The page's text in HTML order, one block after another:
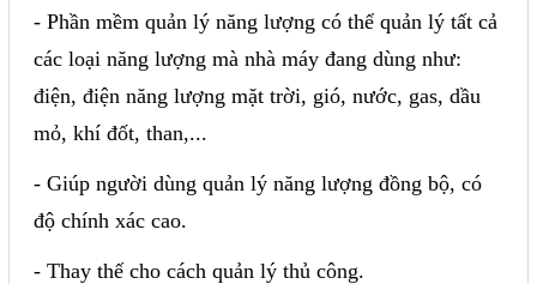
- Phần mềm quản lý năng lượng có thể quản lý tất cả
các loại năng lượng mà nhà máy đang dùng như:
điện, điện năng lượng mặt trời, gió, nước, gas, dầu
mỏ, khí đốt, than,...
- Giúp người dùng quản lý năng lượng đồng bộ, có
độ chính xác cao.
- Thay thế cho cách quản lý thủ công.